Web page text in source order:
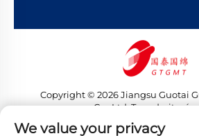
Copyright © 2026 Jiangsu Guotai
Co., Ltd. Tous droits
Politique de
We value your privacy